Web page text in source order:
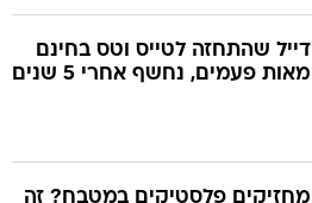
דייל שהתחזה לטייס וטס בחינם
מאות פעמים, נחשף אחרי 5 שנים
מחזיקים פלסטיקים במטבח? זה